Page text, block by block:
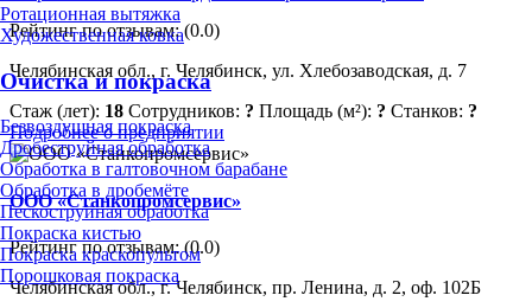
Ротационная вытяжка
Художественная ковка
Очистка и покраска
Безвоздушная покраска
Дробеструйная обработка
Обработка в галтовочном барабане
Обработка в дробемёте
Пескоструйная обработка
Покраска кистью
Покраска краскопультом
Порошковая покраска
Рейтинг по отзывам:(0.0)
Челябинская обл., г. Челябинск, ул. Хлебозаводская, д. 7
Стаж (лет): 18 Сотрудников: ? Площадь (м²): ? Станков: ?
Подробнее о предприятии
ООО «Станкопромсервис»
Рейтинг по отзывам:(0.0)
Челябинская обл., г. Челябинск, пр. Ленина, д. 2, оф. 102Б